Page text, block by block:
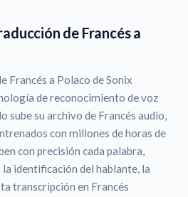
de Francés a
Francés a Polaco de Sonix
de reconocimiento de voz
sube su archivo de Francés audio,
con millones de horas de
con precisión cada palabra,
identificación del hablante, la
transcripción en Francés